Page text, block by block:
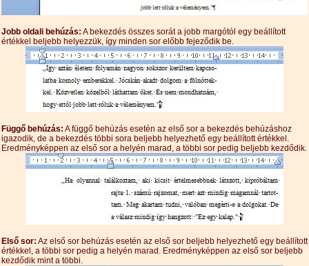
Jobb oldali behúzás: A bekezdés összes sorát a jobb margótól egy beállított
értékkel beljebb helyezzük, így minden sor előbb fejeződik be.
Függő behúzás: A függő behúzás esetén az első sor a bekezdés behúzáshoz
igazodik, de a bekezdés többi sora beljebb helyezhető egy beállított értékkel.
Eredményképpen az első sor a helyén marad, a többi sor pedig beljebb kezdődik.
Első sor: Az első sor behúzás esetén az első sor beljebb helyezhető egy beállított
értékkel, a többi sor pedig a helyén marad. Eredményképpen az első sor beljebb
kezdődik mint a többi.